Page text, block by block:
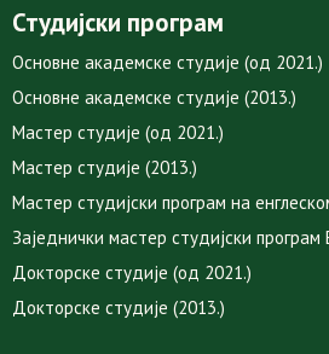
Студијски програм
Основне академске студије (од 2021.)
Основне академске студије (2013.)
Мастер студије (од 2021.)
Мастер студије (2013.)
Мастер студијски програм на
Заједнички мастер студијски
Докторске студије (од 2021.)
Докторске студије (2013.)